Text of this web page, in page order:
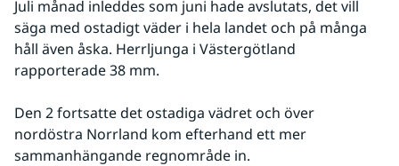
Juli månad inleddes som juni hade avslutats, det vill
säga med ostadigt väder i hela landet och på många
håll även åska. Herrljunga i Västergötland
rapporterade 38 mm.
Den 2 fortsatte det ostadiga vädret och över
nordöstra Norrland kom efterhand ett mer
sammanhängande regnområde in.